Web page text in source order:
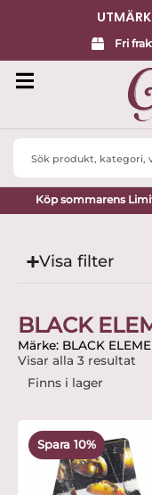
Fri
Search
Köp sommarens
Visa filter
BLACK
Märke: BLACK
Visar alla 3 resultat
Spara 10%
ursprungliga
var:
6,700 kr.
priset
är:
5,999 kr.